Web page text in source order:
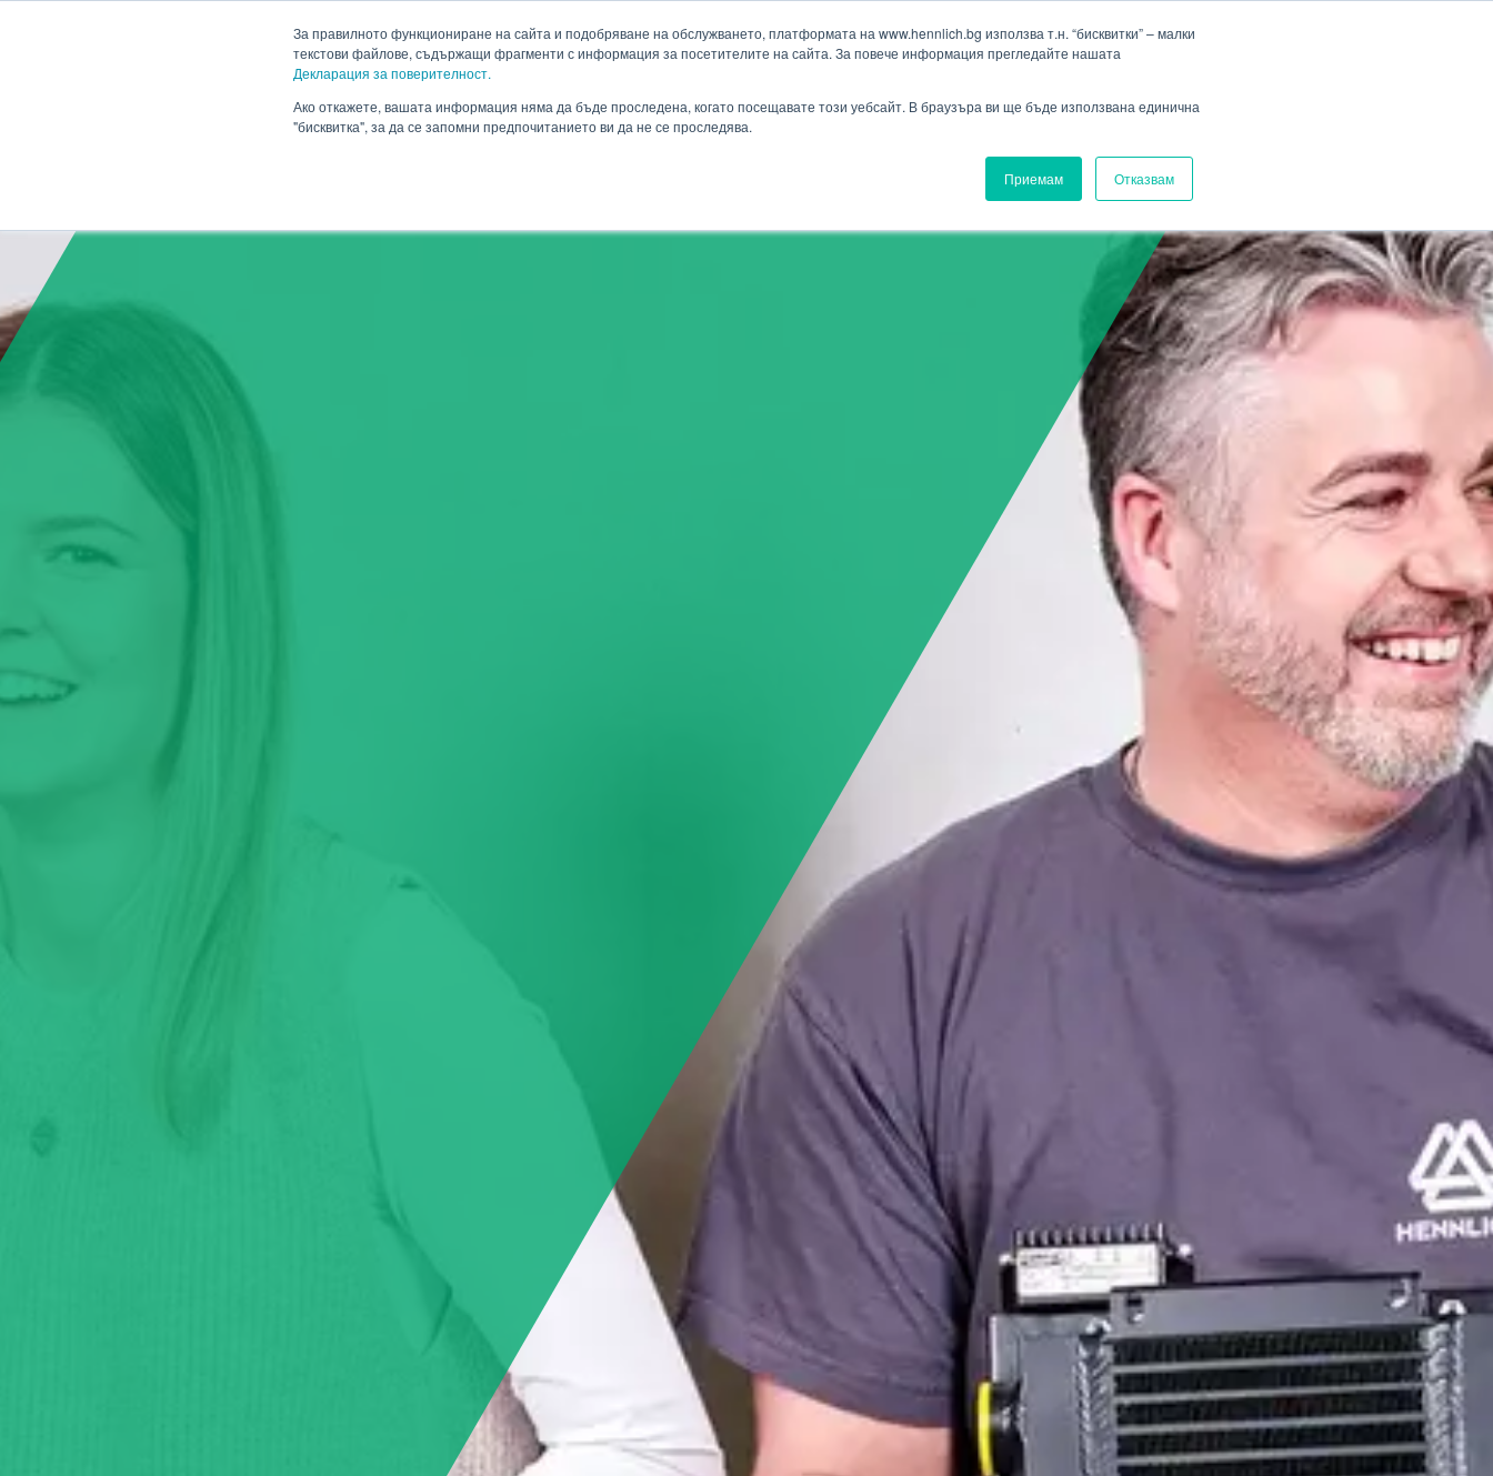
За правилното функциониране на сайта и подобряване на обслужването, платформата на www.hennlich.bg използва т.н. “бисквитки” – малки
текстови файлове, съдържащи фрагменти с информация за посетителите на сайта. За повече информация прегледайте нашата
Декларация за поверителност.
Ако откажете, вашата информация няма да бъде проследена, когато посещавате този уебсайт. В браузъра ви ще бъде използвана единична
"бисквитка", за да се запомни предпочитанието ви да не се проследява.
Приемам Отказвам
Падащо меню ФирмаПадащо меню Кариера
HENNLICH
Продукти Приложения
Търсене